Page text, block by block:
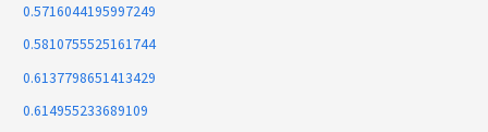
0.5716044195997249
0.5810755525161744
0.6137798651413429
0.614955233689109